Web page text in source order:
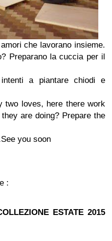
che lavorano insieme.
Preparano la cuccia per il
a piantare chiodi e
two loves, here there work
are doing? Prepare the
you soon
:
ESTATE 2015